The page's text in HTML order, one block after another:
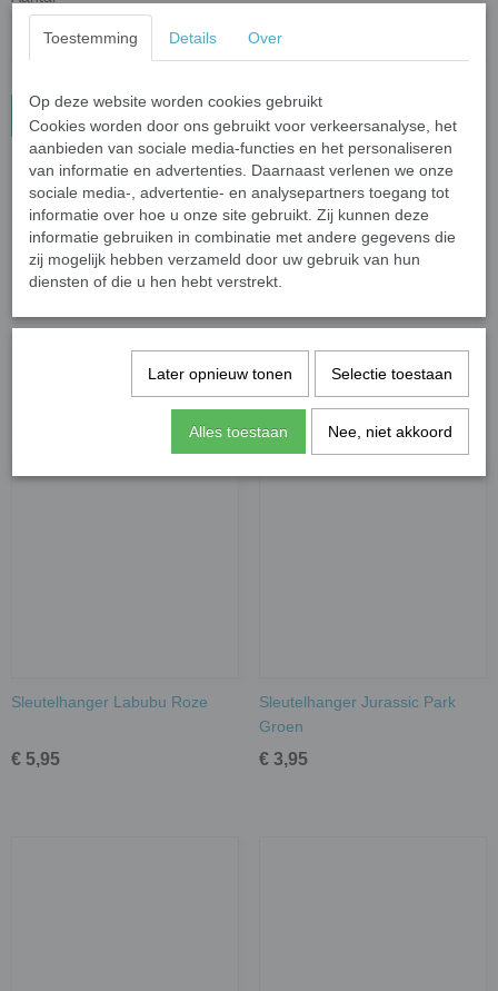
Sleutelhanger Inside Out Verlegenheid
Sleutelhanger met het karakter verlegenheid uit de film Inside Out.
Specificaties
Save
Sleutelhanger Labubu Roze
€ 5,95
Sleutelhanger Jurassic Park
Groen
€ 3,95
Toestemming Details Over
Op deze website worden cookies gebruikt
Cookies worden door ons gebruikt voor verkeersanalyse, het
aanbieden van sociale media-functies en het personaliseren
van informatie en advertenties. Daarnaast verlenen we onze
sociale media-, advertentie- en analysepartners toegang tot
informatie over hoe u onze site gebruikt. Zij kunnen deze
informatie gebruiken in combinatie met andere gegevens die
zij mogelijk hebben verzameld door uw gebruik van hun
diensten of die u hen hebt verstrekt.
Later opnieuw tonen Selectie toestaan
Alles toestaan Nee, niet akkoord